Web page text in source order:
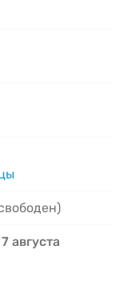
7 августа